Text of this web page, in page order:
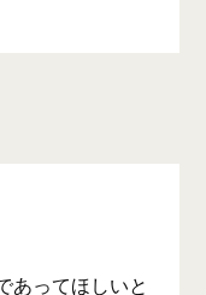
あってほしいと